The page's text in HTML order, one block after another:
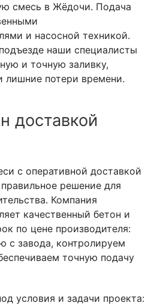
смесь в Жёдочи. Подача
и насосной техникой.
наши специалисты
и точную заливку,
лишние потери времени.
доставкой
с оперативной доставкой
решение для
Компания
качественный бетон и
по цене производителя:
с завода, контролируем
точную подачу
условия и задачи проекта: